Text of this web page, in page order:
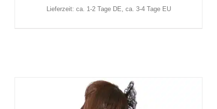
Lieferzeit: ca. 1-2 Tage DE, ca. 3-4 Tage EU